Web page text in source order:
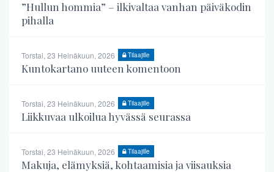
”Hullun hommia” – ilkivaltaa vanhan päiväkodin
pihalla
Torstai, 23 Heinäkuun, 2026 Tilaajille
Kuntokartano uuteen komentoon
Torstai, 23 Heinäkuun, 2026 Tilaajille
Liikkuvaa ulkoilua hyvässä seurassa
Torstai, 23 Heinäkuun, 2026 Tilaajille
Makuja, elämyksiä, kohtaamisia ja viisauksia